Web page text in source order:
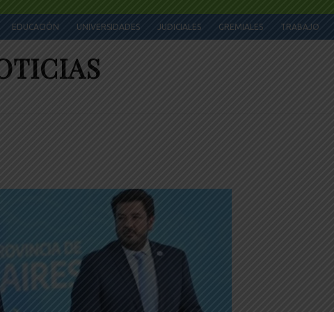
EDUCACIÓN UNIVERSIDADES JUDICIALES GREMIALES TRABAJO